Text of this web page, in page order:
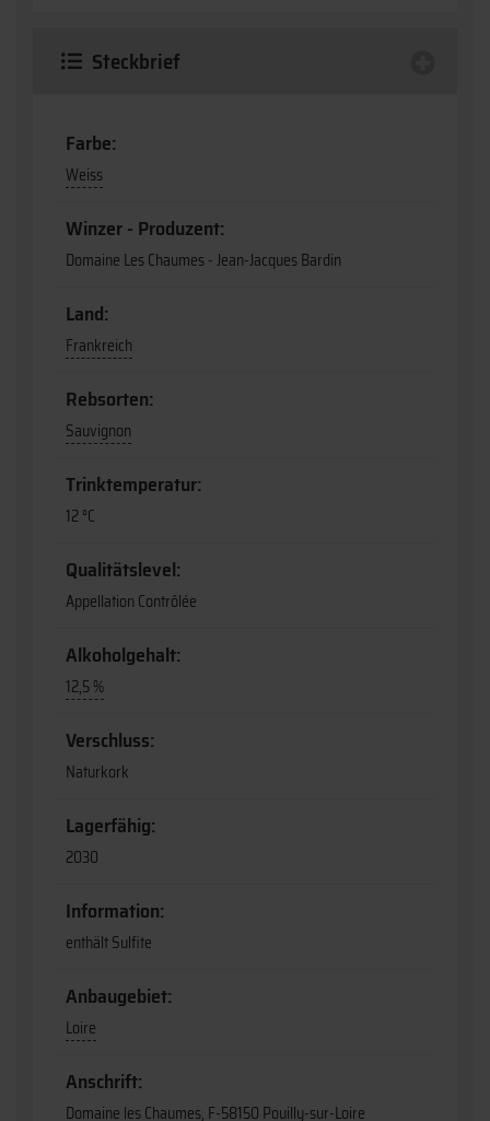
Steckbrief
Farbe:
Weiss
Winzer - Produzent:
Domaine Les Chaumes - Jean-Jacques Bardin
Land:
Frankreich
Rebsorten:
Sauvignon
Trinktemperatur:
12 °C
Qualitätslevel:
Appellation Contrôlée
Alkoholgehalt:
12,5 %
Verschluss:
Naturkork
Lagerfähig:
2030
Information:
enthält Sulfite
Anbaugebiet:
Loire
Anschrift:
Domaine les Chaumes, F-58150 Pouilly-sur-Loire